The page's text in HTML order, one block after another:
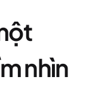
nhìn